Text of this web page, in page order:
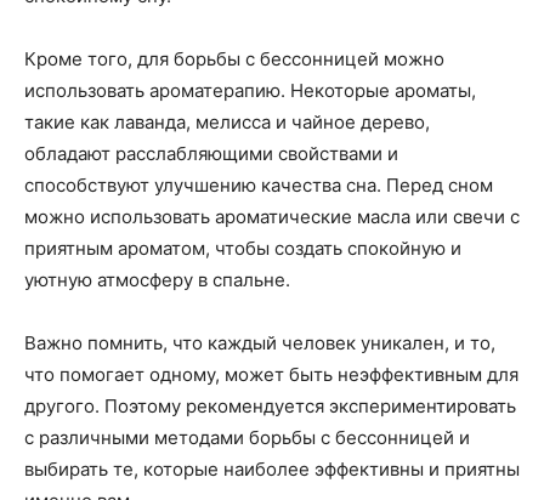
Кроме того, для борьбы с бессонницей можно
использовать ароматерапию. Некоторые ароматы,
такие как лаванда, мелисса и чайное дерево,
обладают расслабляющими свойствами и
способствуют улучшению качества сна. Перед сном
можно использовать ароматические масла или свечи с
приятным ароматом, чтобы создать спокойную и
уютную атмосферу в спальне.
Важно помнить, что каждый человек уникален, и то,
что помогает одному, может быть неэффективным для
другого. Поэтому рекомендуется экспериментировать
с различными методами борьбы с бессонницей и
выбирать те, которые наиболее эффективны и приятны